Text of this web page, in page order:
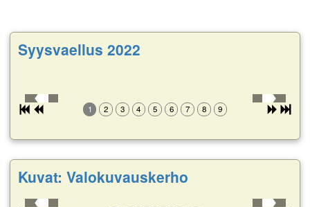
Syysvaellus 2022
1 2 3 4 5 6 7 8 9
Kuvat: Valokuvauskerho